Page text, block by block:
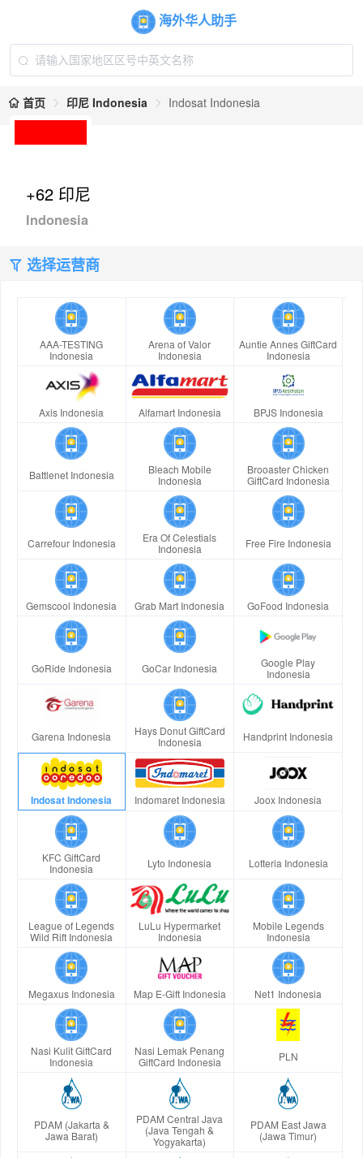
海外华人助手
首页 印尼 Indonesia Indosat Indonesia
+62 印尼
Indonesia
选择运营商
AAA-TESTING
Indonesia
Arena of Valor
Indonesia
Auntie Annes GiftCard
Indonesia
Axis Indonesia Alfamart Indonesia BPJS Indonesia
Battlenet Indonesia
Bleach Mobile
Indonesia
Brooaster Chicken
GiftCard Indonesia
Carrefour Indonesia
Era Of Celestials
Indonesia
Free Fire Indonesia
Gemscool Indonesia Grab Mart Indonesia GoFood Indonesia
GoRide Indonesia GoCar Indonesia
Google Play
Indonesia
Garena Indonesia
Hays Donut GiftCard
Indonesia
Handprint Indonesia
Indosat Indonesia Indomaret Indonesia Joox Indonesia
KFC GiftCard
Indonesia
Lyto Indonesia Lotteria Indonesia
League of Legends
Wild Rift Indonesia
LuLu Hypermarket
Indonesia
Mobile Legends
Indonesia
Megaxus Indonesia Map E-Gift Indonesia Net1 Indonesia
Nasi Kulit GiftCard
Indonesia
Nasi Lemak Penang
GiftCard Indonesia
PLN
PDAM (Jakarta &
Jawa Barat)
PDAM Central Java
(Java Tengah &
Yogyakarta)
PDAM East Jawa
(Jawa Timur)